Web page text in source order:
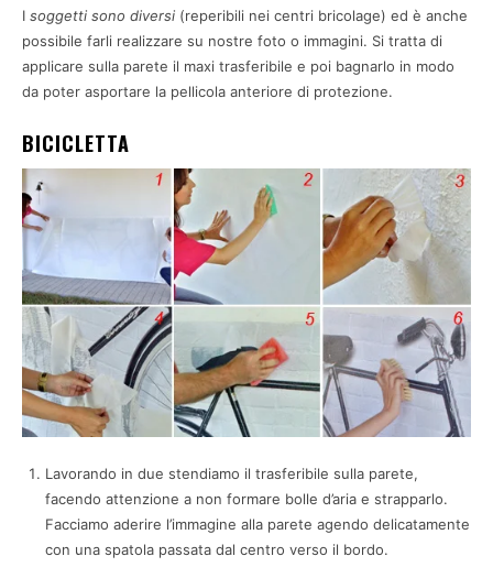
I soggetti sono diversi (reperibili nei centri bricolage) ed è anche
possibile farli realizzare su nostre foto o immagini. Si tratta di
applicare sulla parete il maxi trasferibile e poi bagnarlo in modo
da poter asportare la pellicola anteriore di protezione.
BICICLETTA
Lavorando in due stendiamo il trasferibile sulla parete,
facendo attenzione a non formare bolle d’aria e strapparlo.
Facciamo aderire l’immagine alla parete agendo delicatamente
con una spatola passata dal centro verso il bordo.